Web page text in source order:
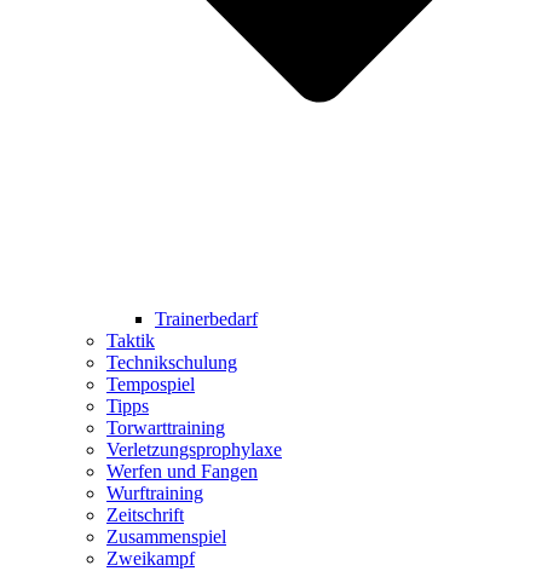
Trainerbedarf
Taktik
Technikschulung
Tempospiel
Tipps
Torwarttraining
Verletzungsprophylaxe
Werfen und Fangen
Wurftraining
Zeitschrift
Zusammenspiel
Zweikampf